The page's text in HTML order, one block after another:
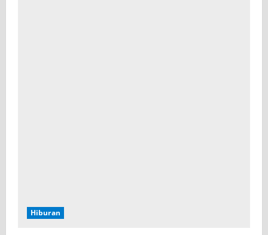
Hiburan